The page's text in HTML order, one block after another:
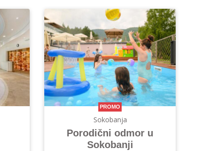
PROMO
Sokobanja
Porodični odmor u
Sokobanji